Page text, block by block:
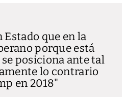
que en la
porque está
posiciona ante tal
lo contrario
en 2018